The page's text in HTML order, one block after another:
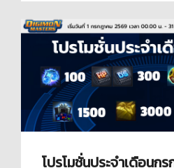
โปรโมชั่นประจำเดือนก